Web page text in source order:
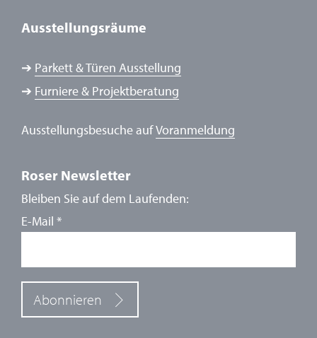
Ausstellungsräume
➔ Parkett & Türen Ausstellung
➔ Furniere & Projektberatung
Ausstellungsbesuche aufVoranmeldung
Roser Newsletter
Bleiben Sie auf dem Laufenden:
E-Mail *
Abonnieren